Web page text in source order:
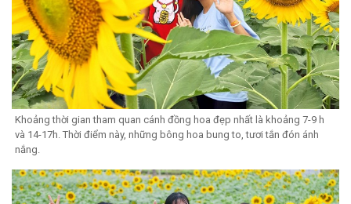
Khoảng thời gian tham quan cánh đồng hoa đẹp nhất là khoảng 7-9 h
và 14-17h. Thời điểm này, những bông hoa bung to, tươi tắn đón ánh
nắng.